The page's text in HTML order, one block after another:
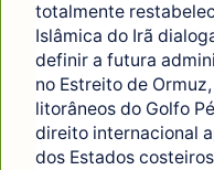
totalmente
Islâmica do Irã
definir a futura
no Estreito de
litorâneos do Golfo
direito internacional
dos Estados